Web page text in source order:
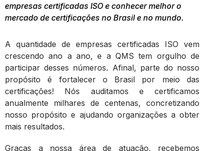
empresas certificadas ISO e conhecer melhor o
mercado de certificações no Brasil e no mundo.
A quantidade de empresas certificadas ISO vem
crescendo ano a ano, e a QMS tem orgulho de
participar desses números. Afinal, parte do nosso
propósito é fortalecer o Brasil por meio das
certificações! Nós auditamos e certificamos
anualmente milhares de centenas, concretizando
nosso propósito e ajudando organizações a obter
mais resultados.
Graças a nossa área de atuação, recebemos